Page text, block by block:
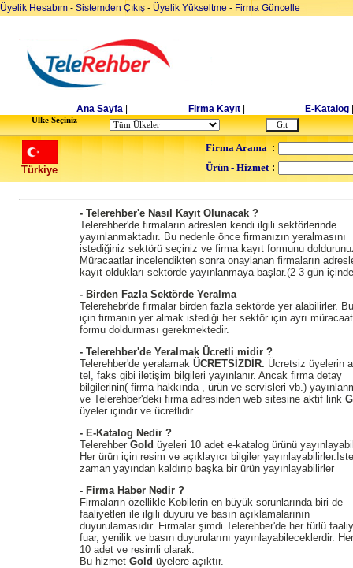
Üyelik Hesabım - Sistemden Çıkış - Üyelik Yükseltme - Firma Güncelle
Ana Sayfa Firma Kayıt E-Katalog
Ulke Seçiniz
Türkiye
Firma Arama :
Ürün - Hizmet :
- Telerehber'e Nasıl Kayıt Olunacak ?
Telerehber'de firmaların adresleri kendi ilgili sektörlerinde
yayınlanmaktadır. Bu nedenle önce firmanızın yeralmasını
istediğiniz sektörü seçiniz ve firma kayıt formunu
Müracaatlar incelendikten sonra onaylanan firmaların
kayıt oldukları sektörde yayınlanmaya başlar.(2-3 gün
- Birden Fazla Sektörde Yeralma
Telerehebr'de firmalar birden fazla sektörde yer alabilirler.
için firmanın yer almak istediği her sektör için ayrı müracaat
formu doldurması gerekmektedir.
- Telerehber'de Yeralmak Ücretli midir ?
Telerehber'de yeralamak ÜCRETSİZDİR. Ücretsiz üyelerin
tel, faks gibi iletişim bilgileri yayınlanır. Ancak firma detay
bilgilerinin( firma hakkında , ürün ve servisleri vb.)
ve Telerehber'deki firma adresinden web sitesine aktif link
üyeler içindir ve ücretlidir.
- E-Katalog Nedir ?
Telerehber Gold üyeleri 10 adet e-katalog ürünü
Her ürün için resim ve açıklayıcı bilgiler
zaman yayından kaldırıp başka bir ürün yayınlayabilirler
- Firma Haber Nedir ?
Firmaların özellikle Kobilerin en büyük sorunlarında biri de
faaliyetleri ile ilgili duyuru ve basın açıklamalarının
duyurulamasıdır. Firmalar şimdi Telerehber'de her türlü
fuar, yenilik ve basın duyurularını yayınlayabileceklerdir.
10 adet ve resimli olarak.
Bu hizmet Gold üyelere açıktır.